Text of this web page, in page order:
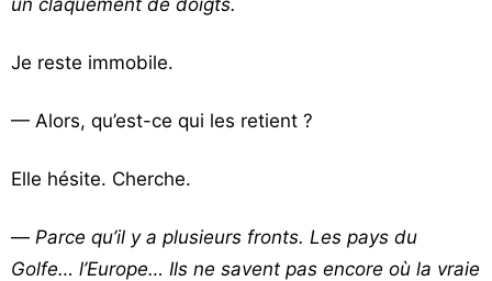
un claquement de doigts.
Je reste immobile.
— Alors, qu’est-ce qui les retient ?
Elle hésite. Cherche.
— Parce qu’il y a plusieurs fronts. Les pays du
Golfe… l’Europe… Ils ne savent pas encore où la vraie